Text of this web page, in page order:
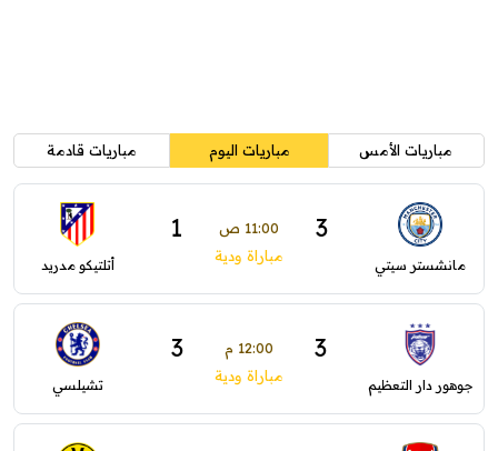
مباريات الأمس مباريات اليوم مباريات قادمة
مانشستر سيتي
3 11:00 ص 1
مباراة ودية أتلتيكو مدريد
جوهور دار التعظيم
3 12:00 م 3
مباراة ودية تشيلسي